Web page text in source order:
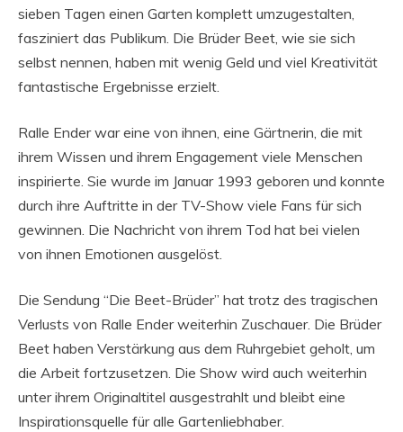
sieben Tagen einen Garten komplett umzugestalten,
fasziniert das Publikum. Die Brüder Beet, wie sie sich
selbst nennen, haben mit wenig Geld und viel Kreativität
fantastische Ergebnisse erzielt.
Ralle Ender war eine von ihnen, eine Gärtnerin, die mit
ihrem Wissen und ihrem Engagement viele Menschen
inspirierte. Sie wurde im Januar 1993 geboren und konnte
durch ihre Auftritte in der TV-Show viele Fans für sich
gewinnen. Die Nachricht von ihrem Tod hat bei vielen
von ihnen Emotionen ausgelöst.
Die Sendung “Die Beet-Brüder” hat trotz des tragischen
Verlusts von Ralle Ender weiterhin Zuschauer. Die Brüder
Beet haben Verstärkung aus dem Ruhrgebiet geholt, um
die Arbeit fortzusetzen. Die Show wird auch weiterhin
unter ihrem Originaltitel ausgestrahlt und bleibt eine
Inspirationsquelle für alle Gartenliebhaber.